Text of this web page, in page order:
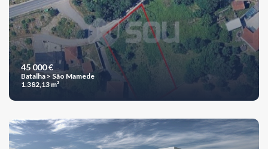
45 000 €
Batalha > São Mamede
1.382,13 m²